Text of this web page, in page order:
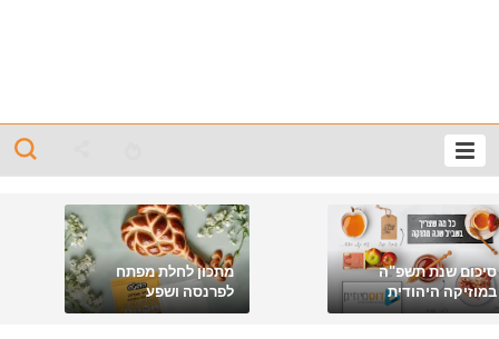
סיכום שנת תשפ"ה
במוזיקה היהודית
מתכון לחלת מפתח
לפרנסה ושפע